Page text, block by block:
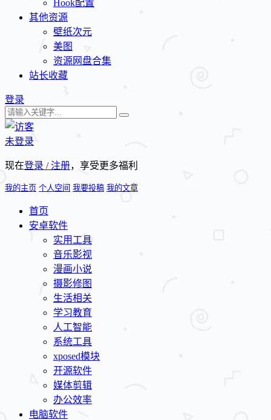
Hook配置
其他资源
壁纸次元
美图
资源网盘合集
站长收藏
登录
未登录
现在登录 / 注册，享受更多福利
我的主页 个人空间 我要投稿 我的文章
首页
安卓软件
实用工具
音乐影视
漫画小说
摄影修图
生活相关
学习教育
人工智能
系统工具
xposed模块
开源软件
媒体剪辑
办公效率
电脑软件